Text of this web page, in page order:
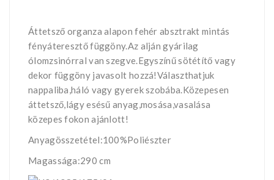
Áttetsző organza alapon fehér absztrakt mintás
fényáteresztő függöny.Az alján gyárilag
ólomzsinórral van szegve.Egyszínű sötétítő vagy
dekor függöny javasolt hozzá!Választhatjuk
nappaliba,háló vagy gyerek szobába.Közepesen
áttetsző,lágy esésű anyag,mosása,vasalása
közepes fokon ajánlott!
Anyagösszetétel:100%Poliészter
Magassága:290 cm